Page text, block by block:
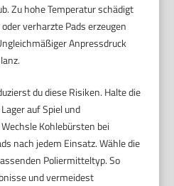
Zu hohe Temperatur schädigt
verharzte Pads erzeugen
Anpressdruck
du diese Risiken. Halte die
auf Spiel und
Kohlebürsten bei
nach jedem Einsatz. Wähle die
Poliermitteltyp. So
und vermeidest